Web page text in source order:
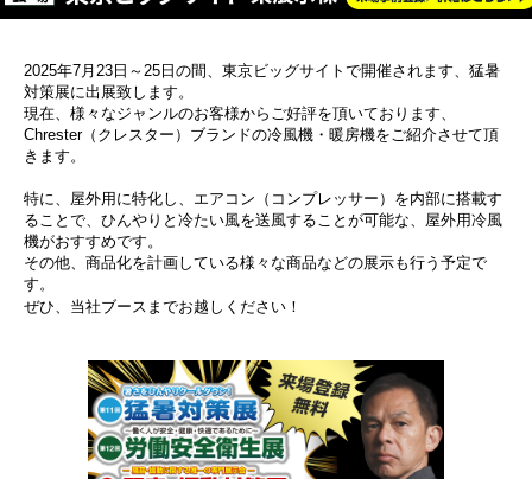
2025年7月23日～25日の間、東京ビッグサイトで開催されます、猛暑
対策展に出展致します。
現在、様々なジャンルのお客様からご好評を頂いております、
Chrester（クレスター）ブランドの冷風機・暖房機をご紹介させて頂
きます。
特に、屋外用に特化し、エアコン（コンプレッサー）を内部に搭載す
ることで、ひんやりと冷たい風を送風することが可能な、屋外用冷風
機がおすすめです。
その他、商品化を計画している様々な商品などの展示も行う予定で
す。
ぜひ、当社ブースまでお越しください！